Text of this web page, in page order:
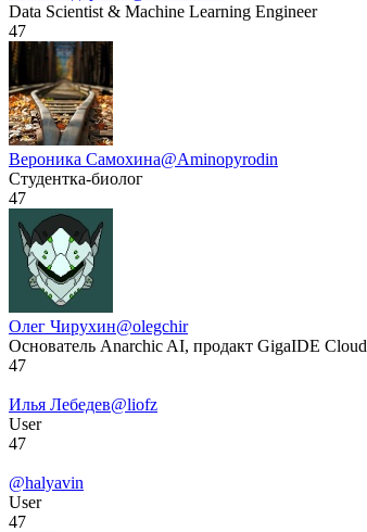
Data Scientist & Machine Learning Engineer
47
Вероника Самохина@Aminopyrodin
Студентка-биолог
47
Олег Чирухин@olegchir
Основатель Anarchic AI, продакт GigaIDE Cloud
47
Илья Лебедев@liofz
User
47
@halyavin
User
47